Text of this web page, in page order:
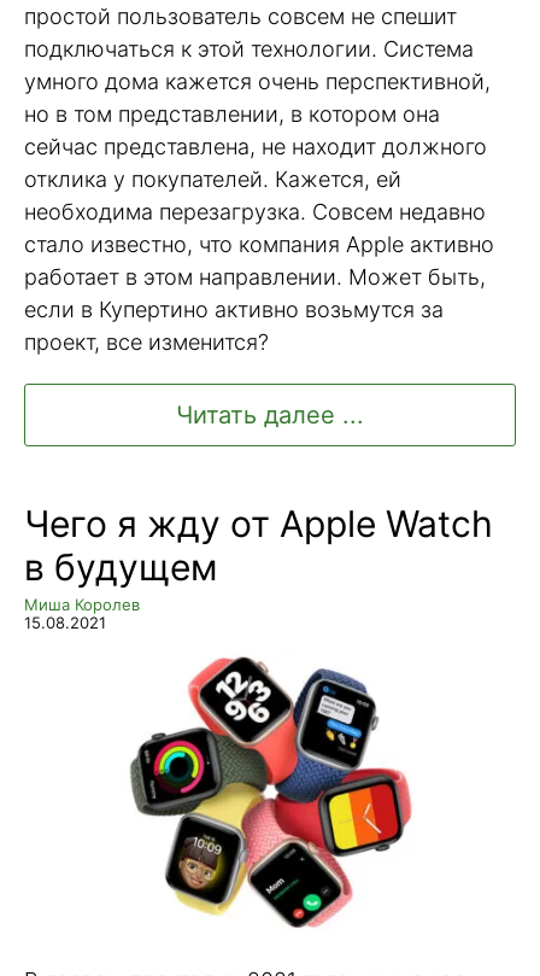
простой пользователь совсем не спешит
подключаться к этой технологии. Система
умного дома кажется очень перспективной,
но в том представлении, в котором она
сейчас представлена, не находит должного
отклика у покупателей. Кажется, ей
необходима перезагрузка. Совсем недавно
стало известно, что компания Apple активно
работает в этом направлении. Может быть,
если в Купертино активно возьмутся за
проект, все изменится?
Читать далее ...
Чего я жду от Apple Watch
в будущем
Миша Королев
15.08.2021